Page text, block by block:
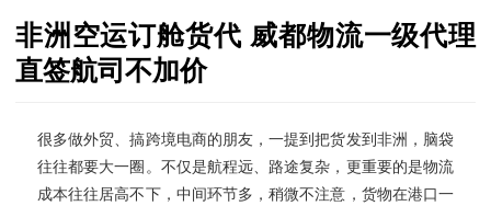
非洲空运订舱货代 威都物流一级代理
直签航司不加价
很多做外贸、搞跨境电商的朋友，一提到把货发到非洲，脑袋
往往都要大一圈。不仅是航程远、路途复杂，更重要的是物流
成本往往居高不下，中间环节多，稍微不注意，货物在港口一